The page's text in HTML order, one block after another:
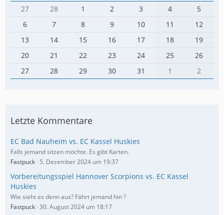
27 28 1 2 3 4
5
6
7 8 9 10 11
12
13
14 15 16 17 18
19
20
21 22 23 24 25
26
27
28 29 30 31 1 2
Letzte Kommentare
EC Bad Nauheim vs. EC Kassel Huskies
Falls jemand sitzen möchte. Es gibt Karten.
Fastpuck 5. Dezember 2024 um 19:37
Vorbereitungsspiel Hannover Scorpions vs. EC Kassel
Huskies
Wie sieht es denn aus? Fährt jemand hin ?
Fastpuck 30. August 2024 um 18:17